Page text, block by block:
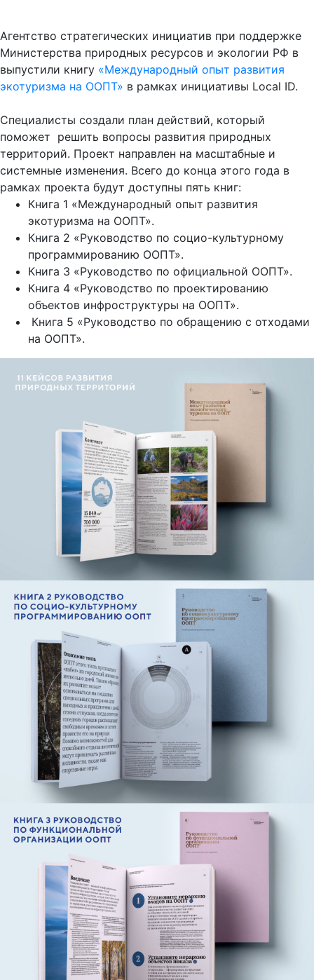
Агентство стратегических инициатив при поддержке
Министерства природных ресурсов и экологии РФ в
выпустили книгу «Международный опыт развития
экотуризма на ООПТ» в рамках инициативы Local ID.
Специалисты создали план действий, который
поможет решить вопросы развития природных
территорий. Проект направлен на масштабные и
системные изменения. Всего до конца этого года в
рамках проекта будут доступны пять книг:
Книга 1 «Международный опыт развития
экотуризма на ООПТ».
Книга 2 «Руководство по социо-культурному
программированию ООПТ».
Книга 3 «Руководство по официальной ООПТ».
Книга 4 «Руководство по проектированию
объектов инфроструктуры на ООПТ».
Книга 5 «Руководство по обращению с отходами
на ООПТ».